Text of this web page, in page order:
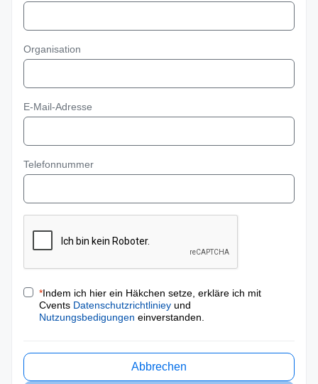
Organisation
E-Mail-Adresse
Telefonnummer
*Indem ich hier ein Häkchen setze, erkläre ich mit
Cvents Datenschutzrichtliniey und
Nutzungsbedigungen einverstanden.
Abbrechen